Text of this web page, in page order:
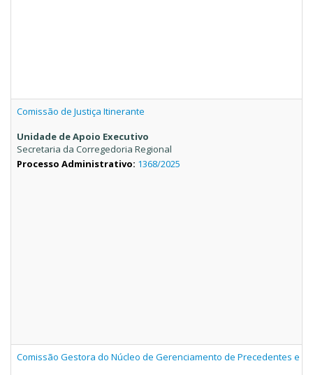
Comissão de Justiça Itinerante
Unidade de Apoio Executivo
Secretaria da Corregedoria Regional
Processo Administrativo: 1368/2025
Comissão Gestora do Núcleo de Gerenciamento de Precedentes e